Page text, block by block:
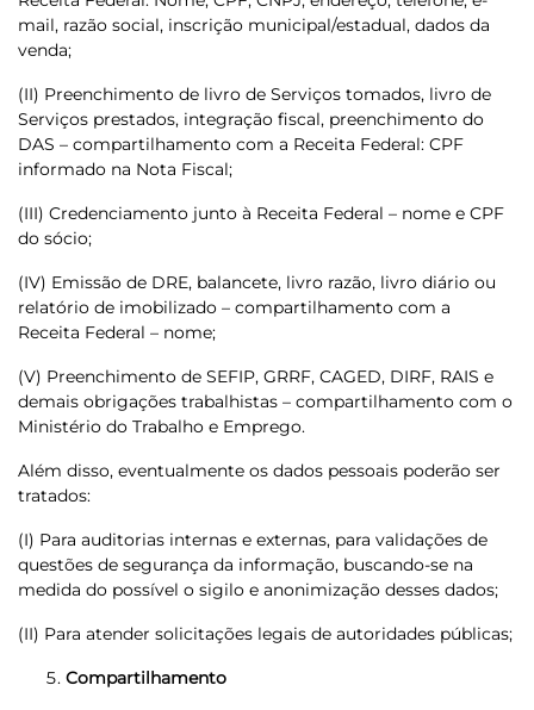
mail, razão social, inscrição municipal/estadual, dados da
venda;
(II) Preenchimento de livro de Serviços tomados, livro de
Serviços prestados, integração fiscal, preenchimento do
DAS – compartilhamento com a Receita Federal: CPF
informado na Nota Fiscal;
(III) Credenciamento junto à Receita Federal – nome e CPF
do sócio;
(IV) Emissão de DRE, balancete, livro razão, livro diário ou
relatório de imobilizado – compartilhamento com a
Receita Federal – nome;
(V) Preenchimento de SEFIP, GRRF, CAGED, DIRF, RAIS e
demais obrigações trabalhistas – compartilhamento com o
Ministério do Trabalho e Emprego.
Além disso, eventualmente os dados pessoais poderão ser
tratados:
(I) Para auditorias internas e externas, para validações de
questões de segurança da informação, buscando-se na
medida do possível o sigilo e anonimização desses dados;
(II) Para atender solicitações legais de autoridades públicas;
Compartilhamento